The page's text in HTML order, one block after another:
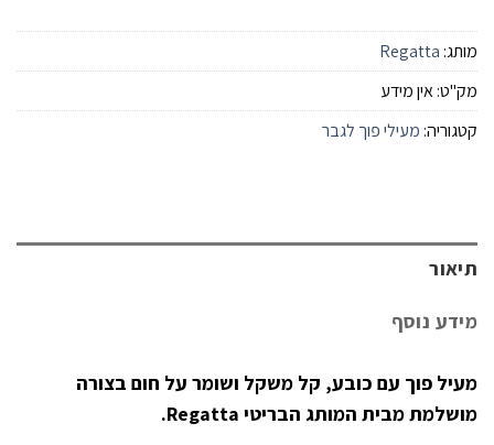
מותג: Regatta
מק"ט:אין מידע
קטגוריה: מעילי פוך לגבר
תיאור
מידע נוסף
מעיל פוך עם כובע, קל משקל ושומר על חום בצורה
מושלמת מבית המותג הבריטי Regatta.